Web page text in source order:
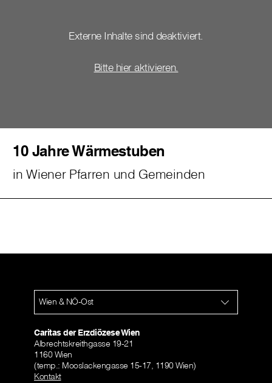
Externe Inhalte sind deaktiviert.
Bitte hier aktivieren.
10 Jahre Wärmestuben
in Wiener Pfarren und Gemeinden
Wien & NÖ-Ost
Caritas der Erzdiözese Wien
Albrechtskreithgasse 19-21
1160 Wien
(temp.: Mooslackengasse 15-17, 1190 Wien)
Kontakt